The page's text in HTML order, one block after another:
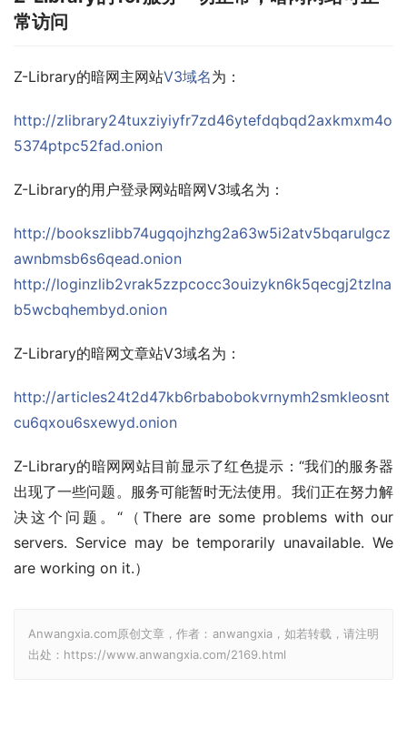
常访问
Z-Library的暗网主网站V3域名为：
http://zlibrary24tuxziyiyfr7zd46ytefdqbqd2axkmxm4o
5374ptpc52fad.onion
Z-Library的用户登录网站暗网V3域名为：
http://bookszlibb74ugqojhzhg2a63w5i2atv5bqarulgcz
awnbmsb6s6qead.onion
http://loginzlib2vrak5zzpcocc3ouizykn6k5qecgj2tzlna
b5wcbqhembyd.onion
Z-Library的暗网文章站V3域名为：
http://articles24t2d47kb6rbabobokvrnymh2smkleosnt
cu6qxou6sxewyd.onion
Z-Library的暗网网站目前显示了红色提示：“我们的服务器
出现了一些问题。服务可能暂时无法使用。我们正在努力解
决这个问题。“（There are some problems with our
servers. Service may be temporarily unavailable. We
are working on it.）
Anwangxia.com原创文章，作者：anwangxia，如若转载，请注明
出处：https://www.anwangxia.com/2169.html